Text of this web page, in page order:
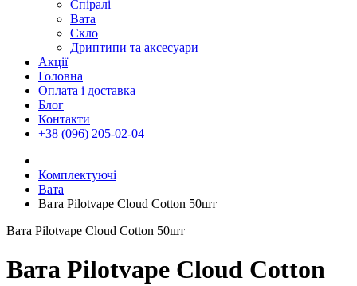
Спіралі
Вата
Скло
Дриптипи та аксесуари
Акції
Головна
Оплата і доставка
Блог
Контакти
+38 (096) 205-02-04
Комплектуючі
Вата
Вата Pilotvape Cloud Cotton 50шт
Вата Pilotvape Cloud Cotton 50шт
Вата Pilotvape Cloud Cotton